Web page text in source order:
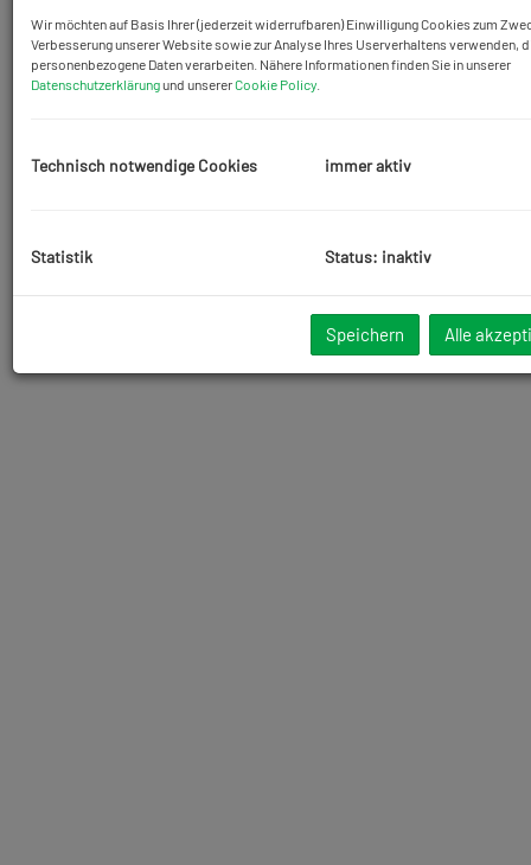
Wir möchten auf Basis Ihrer (jederzeit widerrufbaren) Einwilligung Cookies zum
Verbesserung unserer Website sowie zur Analyse Ihres Userverhaltens verwenden,
personenbezogene Daten verarbeiten. Nähere Informationen finden Sie in unserer
Datenschutzerklärungund unsererCookie Policy
Technisch notwendige Cookies immer aktiv
Statistik Status: inaktiv
Speichern Alle